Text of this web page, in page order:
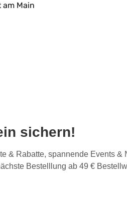
am Main
sichern!
& Rabatte, spannende Events &
Bestelllung ab 49 €